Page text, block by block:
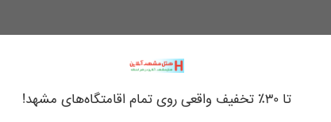
تا ۳۰٪ تخفیف واقعی روی تمام اقامتگاه‌های مشهد!